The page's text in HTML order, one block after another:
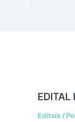
Editais /